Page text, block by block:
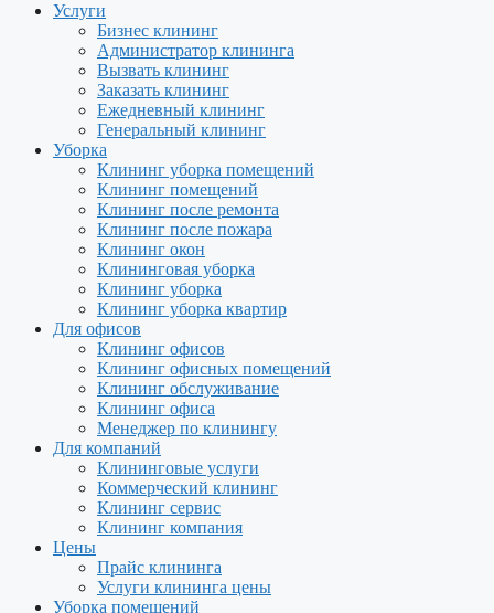
Услуги
Бизнес клининг
Администратор клининга
Вызвать клининг
Заказать клининг
Ежедневный клининг
Генеральный клининг
Уборка
Клининг уборка помещений
Клининг помещений
Клининг после ремонта
Клининг после пожара
Клининг окон
Клининговая уборка
Клининг уборка
Клининг уборка квартир
Для офисов
Клининг офисов
Клининг офисных помещений
Клининг обслуживание
Клининг офиса
Менеджер по клинингу
Для компаний
Клининговые услуги
Коммерческий клининг
Клининг сервис
Клининг компания
Цены
Прайс клининга
Услуги клининга цены
Уборка помещений